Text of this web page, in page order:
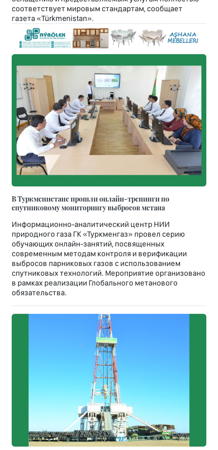
соответствует мировым стандартам, сообщает
газета «Türkmenistan».
В Туркменистане прошли онлайн-тренинги по
спутниковому мониторингу выбросов метана
Информационно-аналитический центр НИИ
природного газа ГК «Туркменгаз» провел серию
обучающих онлайн-занятий, посвященных
современным методам контроля и верификации
выбросов парниковых газов с использованием
спутниковых технологий. Мероприятие организовано
в рамках реализации Глобального метанового
обязательства.